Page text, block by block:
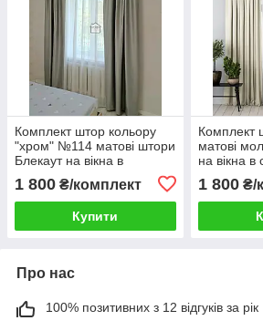
Комплект штор кольору
"хром" №114 матові штори
Блекаут на вікна в
спальню та зал Однотонні
2штори
1 800 ₴/комплект
Купити
Комплект
матові
на вікна
№353
2шт
1 800₴/
Про нас
100% позитивних з 12 відгуків за рік